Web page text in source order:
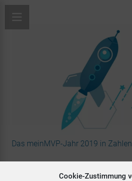
Cookie-Zustimmung
Das meinMVP-Jahr 2019 in Zahlen